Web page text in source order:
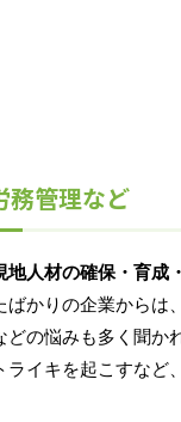
務管理など
地人材の確保・育成
かりの企業から
の悩みも多く聞
イキを起こすなど